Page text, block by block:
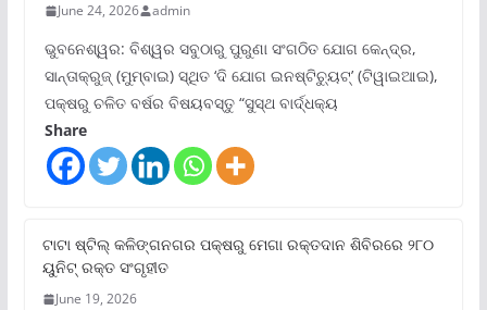
June 24, 2026 admin
ଭୁବନେଶ୍ୱର: ବିଶ୍ୱର ସବୁଠାରୁ ପୁରୁଣା ସଂଗଠିତ ଯୋଗ କେନ୍ଦ୍ର,
ସାନ୍ତାକ୍ରୁଜ୍ (ମୁମ୍ବାଇ) ସ୍ଥିତ ‘ଦି ଯୋଗ ଇନଷ୍ଟିଚ୍ୟୁଟ୍‌’ (ଟିୱାଇଆଇ),
ପକ୍ଷରୁ ଚଳିତ ବର୍ଷର ବିଷୟବସ୍ତୁ “ସୁସ୍ଥ ବାର୍ଦ୍ଧକ୍ୟ
Share
ଟାଟା ଷ୍ଟିଲ୍‌ କଳିଙ୍ଗନଗର ପକ୍ଷରୁ ମେଗା ରକ୍ତଦାନ ଶିବିରରେ ୨୮୦
ୟୁନିଟ୍‌ ରକ୍ତ ସଂଗୃହୀତ
June 19, 2026